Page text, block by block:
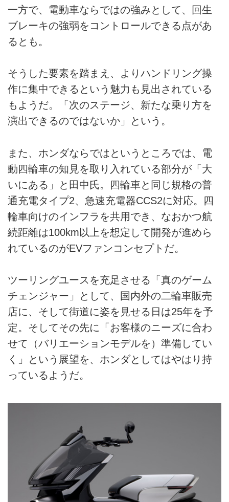
一方で、電動車ならではの強みとして、回生
ブレーキの強弱をコントロールできる点があ
るとも。
そうした要素を踏まえ、よりハンドリング操
作に集中できるという魅力も見出されている
もようだ。「次のステージ、新たな乗り方を
演出できるのではないか」という。
また、ホンダならではというところでは、電
動四輪車の知見を取り入れている部分が「大
いにある」と田中氏。四輪車と同じ規格の普
通充電タイプ2、急速充電器CCS2に対応。四
輪車向けのインフラを共用でき、なおかつ航
続距離は100km以上を想定して開発が進めら
れているのがEVファンコンセプトだ。
ツーリングユースを充足させる「真のゲーム
チェンジャー」として、国内外の二輪車販売
店に、そして街道に姿を見せる日は25年を予
定。そしてその先に「お客様のニーズに合わ
せて（バリエーションモデルを）準備してい
く」という展望を、ホンダとしてはやはり持
っているようだ。